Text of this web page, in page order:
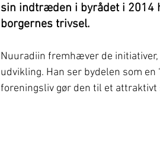
sin indtræden i byrådet i 2014
borgernes trivsel.
Nuuradiin fremhæver de
udvikling. Han ser bydelen som
foreningsliv gør den til et attraktivt